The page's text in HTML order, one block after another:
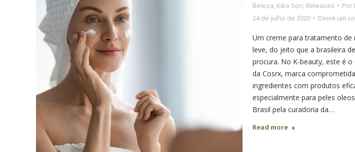
Beleza Kiko Sori Releases Por
24 de julho de 2020
Deixe um
Um creme para tratamento de
leve, do jeito que a brasileira
procura. No K-beauty, este é o
da Cosrx, marca
ingredientes com produtos
especialmente para peles
Brasil pela curadoria da…
Read more